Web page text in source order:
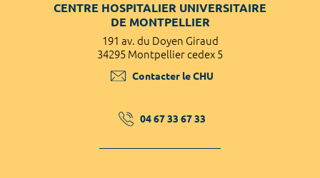
CENTRE HOSPITALIER UNIVERSITAIRE
DE MONTPELLIER
191 av. du Doyen Giraud
34295 Montpellier cedex 5
Contacter le CHU
04 67 33 67 33